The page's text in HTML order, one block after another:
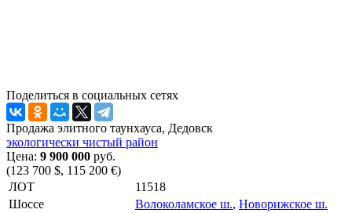
Поделиться в социальных сетях
Продажа элитного таунхауса, Дедовск
экологически чистый район
Цена: 9 900 000 руб.
(123 700 $, 115 200 €)
ЛОТ
11518
Шоссе
Волоколамское ш., Новорижское ш.